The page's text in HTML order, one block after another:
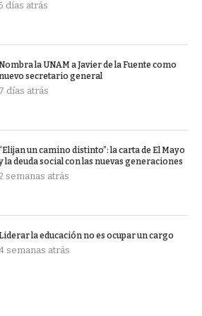
días atrás
la UNAM a Javier de la Fuente como
secretario general
7 días atrás
un camino distinto”: la carta de El Mayo
la deuda social con las nuevas generaciones
semanas atrás
la educación no es ocupar un cargo
semanas atrás